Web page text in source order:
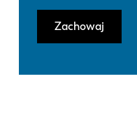
Zachowaj